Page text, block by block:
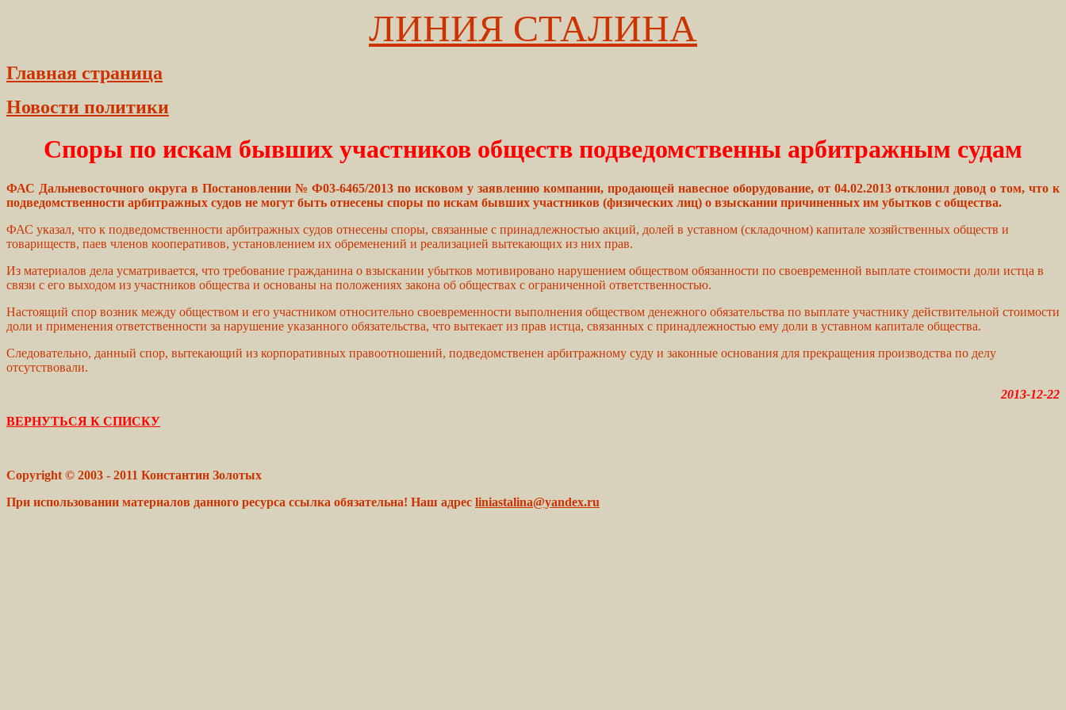
ЛИНИЯ СТАЛИНА
Главная страница
Новости политики
Споры по искам бывших участников обществ подведомственны арбитражным судам
ФАС Дальневосточного округа в Постановлении № Ф03-6465/2013 по исковом у заявлению компании, продающей навесное оборудование, от 04.02.2013 отклонил довод о том, что к
подведомственности арбитражных судов не могут быть отнесены споры по искам бывших участников (физических лиц) о взыскании причиненных им убытков с общества.
ФАС указал, что к подведомственности арбитражных судов отнесены споры, связанные с принадлежностью акций, долей в уставном (складочном) капитале хозяйственных обществ и
товариществ, паев членов кооперативов, установлением их обременений и реализацией вытекающих из них прав.
Из материалов дела усматривается, что требование гражданина о взыскании убытков мотивировано нарушением обществом обязанности по своевременной выплате стоимости доли истца в
связи с его выходом из участников общества и основаны на положениях закона об обществах с ограниченной ответственностью.
Настоящий спор возник между обществом и его участником относительно своевременности выполнения обществом денежного обязательства по выплате участнику действительной стоимости
доли и применения ответственности за нарушение указанного обязательства, что вытекает из прав истца, связанных с принадлежностью ему доли в уставном капитале общества.
Следовательно, данный спор, вытекающий из корпоративных правоотношений, подведомственен арбитражному суду и законные основания для прекращения производства по делу
отсутствовали.
2013-12-22
ВЕРНУТЬСЯ К СПИСКУ
Copyright © 2003 - 2011 Константин Золотых
При использовании материалов данного ресурса ссылка обязательна! Наш адрес liniastalina@yandex.ru